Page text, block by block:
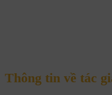
Thông tin về tác